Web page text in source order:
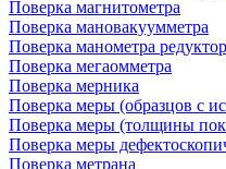
Поверка магнитометра
Поверка мановакуумметра
Поверка манометра
Поверка мегаомметра
Поверка мерника
Поверка меры (образцов с
Поверка меры (толщины
Поверка меры
Поверка метрана